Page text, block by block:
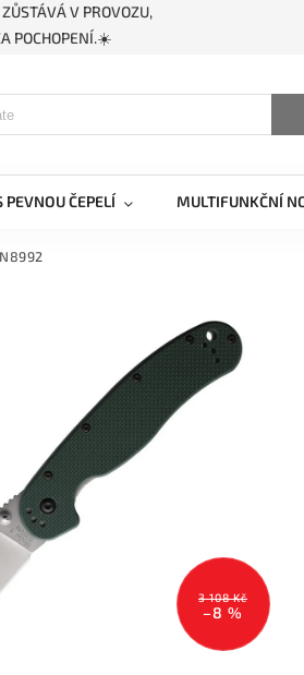
V PROVOZU,
POCHOPENÍ.☀️
PEVNOU ČEPELÍ MULTIFUNKČNÍ
3 108 Kč
–8 %